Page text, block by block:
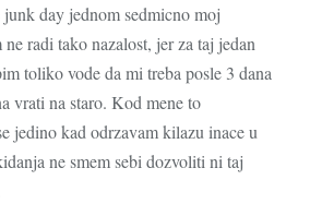
junk day jednom sedmicno moj
ne radi tako nazalost, jer za taj jedan
toliko vode da mi treba posle 3 dana
vrati na staro. Kod mene to
jedino kad odrzavam kilazu inace u
ne smem sebi dozvoliti ni taj